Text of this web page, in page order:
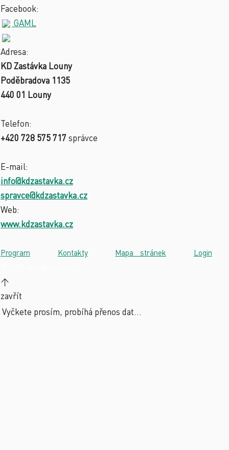
Facebook:
GAML
Adresa:
KD Zastávka Louny
Poděbradova 1135
440 01 Louny
Telefon:
+420 728 575 717 správce
E-mail:
info@kdzastavka.cz
spravce@kdzastavka.cz
Web:
www.kdzastavka.cz
Program Kontakty· Mapa stránek Login
↑
zavřít
Vyčkete prosím, probíhá přenos dat...